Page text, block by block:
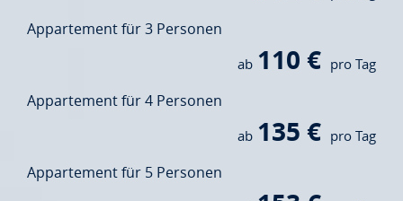
Appartement für 3 Personen
ab 110 € pro Tag
Appartement für 4 Personen
ab 135 € pro Tag
Appartement für 5 Personen